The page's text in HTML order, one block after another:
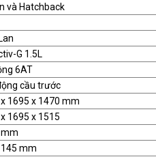
và Hatchback
G 1.5L
6AT
cầu trước
1695 x 1470 mm
1695 x 1515
mm